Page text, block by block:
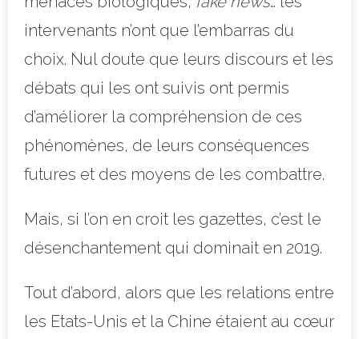
intervenants n’ont que l’embarras du
choix. Nul doute que leurs discours et les
débats qui les ont suivis ont permis
d’améliorer la compréhension de ces
phénomènes, de leurs conséquences
futures et des moyens de les combattre.
Mais, si l’on en croit les gazettes, c’est le
désenchantement qui dominait en 2019.
Tout d’abord, alors que les relations entre
les Etats-Unis et la Chine étaient au cœur